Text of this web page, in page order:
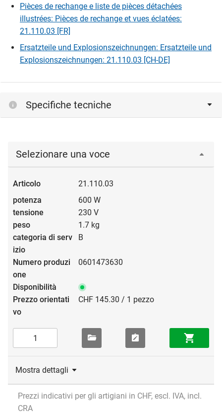
Pièces de rechange e liste de pièces détachées
illustrées: Pièces de rechange et vues éclatées:
21.110.03 [FR]
Ersatzteile und Explosionszeichnungen: Ersatzteile und
Explosionszeichnungen: 21.110.03 [CH-DE]
Specifiche tecniche
Selezionare una voce
21.110.03
600 W
230 V
1.7 kg
B
0601473630
CHF 145.30 / 1 pezzo
Mostra dettagli
Prezzi indicativi per gli artigiani in CHF, escl. IVA, incl.
CRA